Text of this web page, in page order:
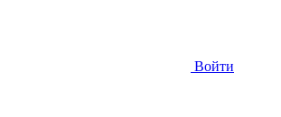
Войти